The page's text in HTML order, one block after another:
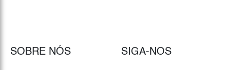
SOBRE NÓS SIGA-NOS